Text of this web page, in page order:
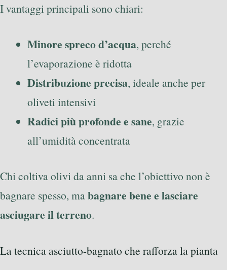
I vantaggi principali sono chiari:
Minore spreco d’acqua, perché
l’evaporazione è ridotta
Distribuzione precisa, ideale anche per
oliveti intensivi
Radici più profonde e sane, grazie
all’umidità concentrata
Chi coltiva olivi da anni sa che l’obiettivo non è
bagnare spesso, mabagnare bene e lasciare
asciugare il terreno.
La tecnica asciutto-bagnato che rafforza la pianta